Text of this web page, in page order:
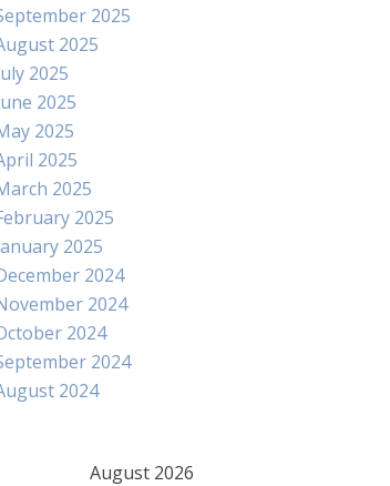
2025
2025
2025
2025
2025
2025
2025
2025
2025
2024
2024
2024
2024
2024
August 2026